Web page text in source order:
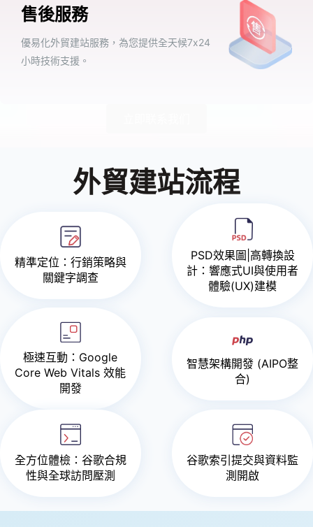
售後服務
優易化外貿建站服務，為您提供全天候7x24
小時技術支援。
外貿建站流程
精準定位：行銷策略與
關鍵字調查
PSD效果圖|高轉換設
計：響應式UI與使用者
體驗(UX)建模
極速互動：Google
Core Web Vitals 效能
開發
智慧架構開發 (AIPO整
合)
全方位體檢：谷歌合規
性與全球訪問壓測
谷歌索引提交與資料監
測開啟